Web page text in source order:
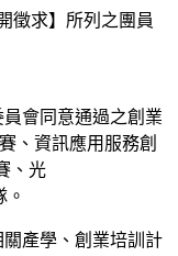
徵求】所列之團員
會同意通過之創業
、資訊應用服務創
、光
產學、創業培訓計